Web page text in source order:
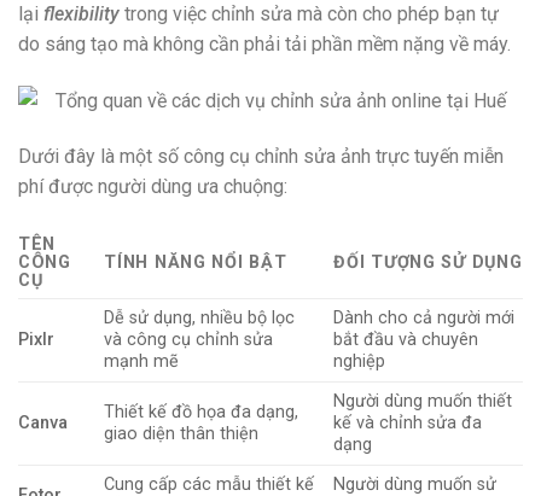
lại flexibility trong việc chỉnh sửa mà còn cho phép bạn tự
do sáng tạo mà không cần phải tải phần mềm nặng về máy.
Dưới đây là một số công cụ chỉnh sửa ảnh trực tuyến miễn
phí được người dùng ưa chuộng:
TÊN
CÔNG
CỤ
TÍNH NĂNG NỔI BẬT ĐỐI TƯỢNG SỬ DỤNG
Pixlr
Dễ sử dụng, nhiều bộ lọc
và công cụ chỉnh sửa
mạnh mẽ
Dành cho cả người mới
bắt đầu và chuyên
nghiệp
Canva
Thiết kế đồ họa đa dạng,
giao diện thân thiện
Người dùng muốn thiết
kế và chỉnh sửa đa
dạng
Cung cấp các mẫu thiết kế
Người dùng muốn sử